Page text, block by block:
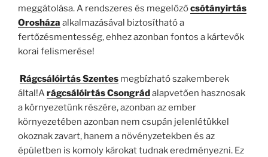
meggátolása. A rendszeres és megelőzőcsótányirtás
Orosháza alkalmazásával biztosítható a
fertőzésmentesség, ehhez azonban fontos a kártevők
korai felismerése!
Rágcsálóirtás Szentes megbízható szakemberek
által!Arágcsálóirtás Csongrád alapvetően hasznosak
a környezetünk részére, azonban az ember
környezetében azonban nem csupán jelenlétükkel
okoznak zavart, hanem a növényzetekben és az
épületben is komoly károkat tudnak eredményezni. Ez